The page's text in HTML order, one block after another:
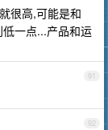
很高,可能是和
一点...产品和运
91
92